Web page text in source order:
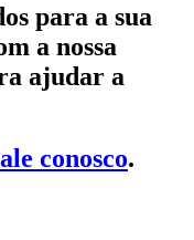
para a sua
a nossa
ajudar a
conosco.